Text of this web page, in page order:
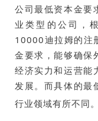
公司最低资本金要
业类型的公司，
10000迪拉姆的注
金要求，能够确保
经济实力和运营能
发展。而具体的最
行业领域有所不同。